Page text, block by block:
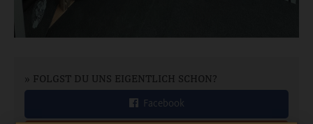
» FOLGST DU UNS EIGENTLICH SCHON?
Facebook